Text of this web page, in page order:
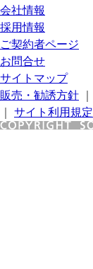
会社情報
採用情報
ご契約者ページ
お問合せ
サイトマップ
販売・勧誘方針
サイト利用規定